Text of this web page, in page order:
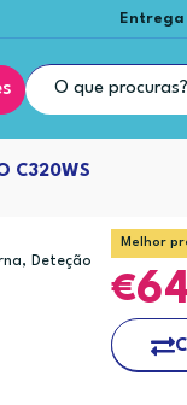
C320WS
Deteção
Melhor